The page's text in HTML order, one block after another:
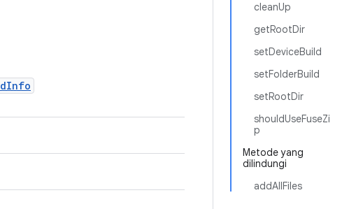
cleanUp
getRootDir
setDeviceBuild
setFolderBuild
setRootDir
shouldUseFuseZi
p
Metode yang
dilindungi
addAllFiles